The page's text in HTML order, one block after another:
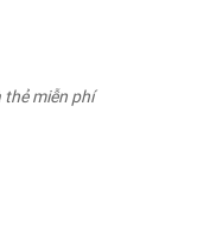
miễn phí